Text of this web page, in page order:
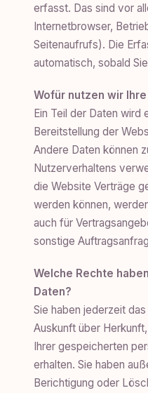
erfasst. Das sind vor
Internetbrowser,
Seitenaufrufs). Die
automatisch, sobald
Wofür nutzen wir
Ein Teil der Daten wird
Bereitstellung der
Andere Daten können
Nutzerverhaltens
die Website Verträge
werden können,
auch für
sonstige
Welche Rechte
Daten?
Sie haben jederzeit
Auskunft über
Ihrer gespeicherten
erhalten. Sie haben
Berichtigung oder